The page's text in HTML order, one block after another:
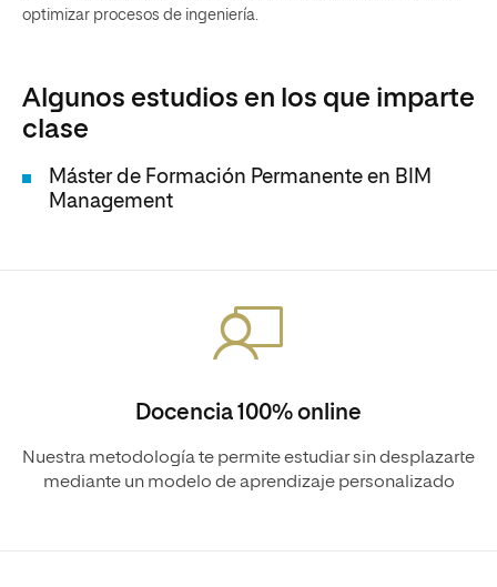
optimizar procesos de ingeniería.
Algunos estudios en los que imparte
clase
Máster de Formación Permanente en BIM
Management
Docencia 100% online
Nuestra metodología te permite estudiar sin desplazarte
mediante un modelo de aprendizaje personalizado